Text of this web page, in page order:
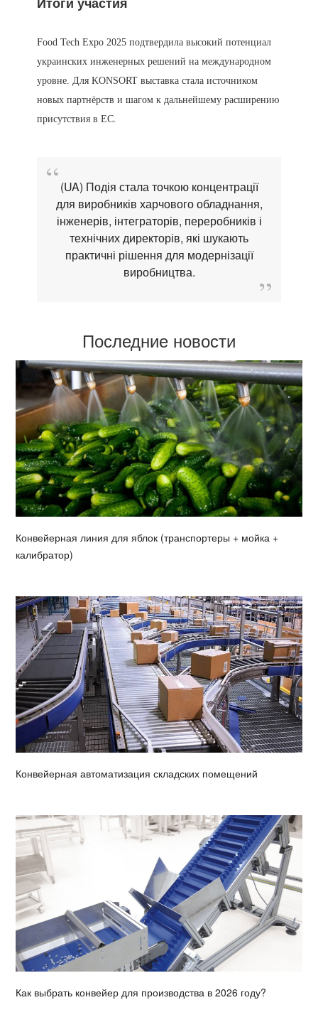
Food Tech Expo 2025 подтвердила высокий потенциал
украинских инженерных решений на международном
уровне. Для KONSORT выставка стала источником
новых партнёрств и шагом к дальнейшему расширению
присутствия в ЕС.
(UA) Подія стала точкою концентрації
для виробників харчового обладнання,
інженерів, інтеграторів, переробників і
технічних директорів, які шукають
практичні рішення для модернізації
виробництва.
Последние новости
Конвейерная линия для яблок (транспортеры + мойка +
калибратор)
Конвейерная автоматизация складских помещений
Как выбрать конвейер для производства в 2026 году?